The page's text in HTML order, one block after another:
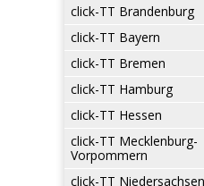
click-TT Brandenburg
click-TT Bayern
click-TT Bremen
click-TT Hamburg
click-TT Hessen
click-TT Mecklenburg-
Vorpommern
click-TT Niedersachsen